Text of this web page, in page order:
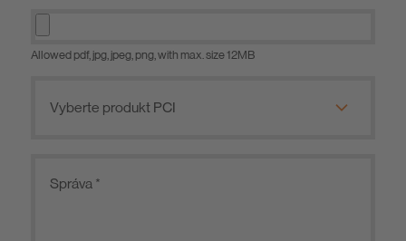
Allowed pdf, jpg, jpeg, png, with max. size 12MB